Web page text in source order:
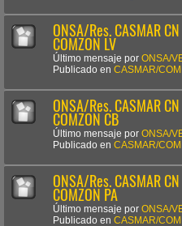
ONSA/Res. CASMAR
COMZON LV
Último mensaje por ONSA/
Publicado en CASMAR/
ONSA/Res. CASMAR
COMZON CB
Último mensaje por ONSA/
Publicado en CASMAR/
ONSA/Res. CASMAR
COMZON PA
Último mensaje por ONSA/
Publicado en CASMAR/